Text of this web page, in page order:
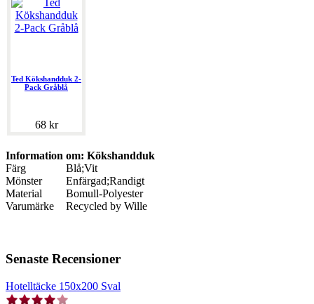
Ted Kökshandduk 2-
Pack Gråblå
68 kr
Information om: Kökshandduk
Färg
Blå;Vit
Mönster
Enfärgad;Randigt
Material
Bomull-Polyester
Varumärke
Recycled by Wille
Senaste Recensioner
Hotelltäcke 150x200 Sval